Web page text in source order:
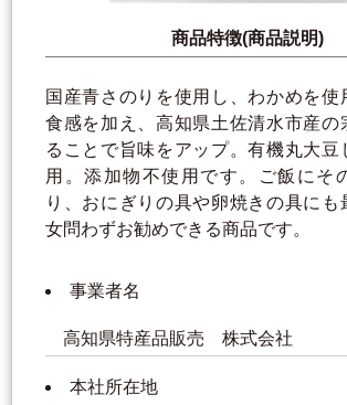
商品特徴(商品説明)
国産青さのりを使用し、わかめを使
食感を加え、高知県土佐清水市産の
ることで旨味をアップ。有機丸大豆
用。添加物不使用です。ご飯にそ
り、おにぎりの具や卵焼きの具にも
女問わずお勧めできる商品です。
事業者名
高知県特産品販売 株式会社
本社所在地